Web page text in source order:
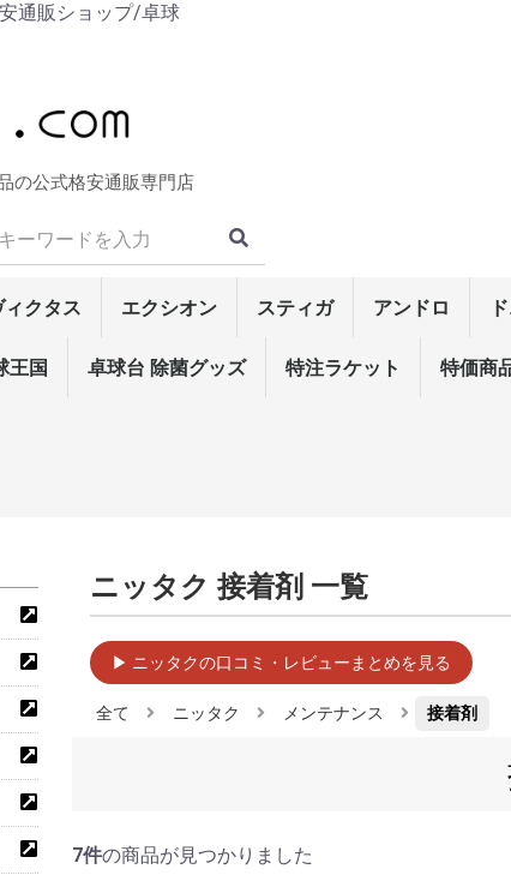
通販ショップ/卓球
の公式格安通販専門店
リーズ
シリー
ーズ
リーズ
ーズ
リーズ
ーズ
ライブ
フィー
・シリ
チャ
DX
ーズ(粒
リーズ
ス・シ
ズ
ーズ
ボルデ
レイタ
スカ
リーズ
ス・シ
アドバ
フ
ド レイ
ード
リーズ
ズ(中国
ーズ(中
ス・シ
ン)
国式
/ハッ
リーズ
ルバー/
ボルバ
ア
ツ
ェア
スシリ
ーズ
ンス
ナンス
トス
認球
グボ
ファスターク・シリー
フライアット・シリー
テンション系裏ソフト
高弾性裏ソフト
キョウヒョウ・シリー
粘着性裏ソフト
コントロール性裏ソフ
モリストSP・シリーズ
テンション系表ソフト
ドナックル・シリーズ
表ソフト
粒高ラバー
ラージ・ラバー
キョウヒョウ・シリー
弦楽器・シリーズ
セプティアー・シリー
トルネード・シリーズ
剛力・シリーズ
WG・シリーズ
ラティカ・シリーズ
攻撃用(特殊素材)
7枚合板シェーク
攻撃用シェーク
オールラウンド
テナリー
守備用シェーク
ラージ・シェークラケ
弦楽器・シリーズ
剛力・シリーズ
セプティアー・シリー
中国式ペン(特殊素材)
中国式ペン
角型ペン(単板)
角型ペン
角丸型ペン(単板)
角丸型ペン
反転式ペン
ラージ・ペンラケット
男女兼用ウェア
レディースウェア
男女兼用パンツ
レディースパンツ
Tシャツ
トレーニング
接着剤
ラバーフィルム
サイドテープ
ラバーメンテナンス
ラケットメンテナンス
ラケットケース
ボールケース
バッグ
3スター硬球40mm
2スター硬球40mm
トレーニングボール
ラージボール
タオル
バンド
ネット・サポート
カウンター
その他 輝龍/翔龍・シリーズ
ラクザ・シリーズ
エクステンド・シリー
マークV・シリーズ
テンション系裏ソフト
高弾性裏ソフト
粘着性裏ソフト
コントロール性裏ソフ
テンション系表ソフト
表ソフト
粒高ラバー
ラージ・ラバー
ーク
リゾネイト･エクスファ
リーンフォース・シリ
マイス・シリーズ
ギャラクシャ・シリー
デュラングル・シリー
スウェーデン・シリー
攻撃用(特殊素材)
攻撃用シェーク
オールラウンド
守備用シェーク
ラージ・シェークラケ
マイス・シリーズ
リゾネイト・シリーズ
スウェーデン・シリー
中国式ペン(特殊素材)
中国式ペン
角型ペン(特殊素材)
角型ペン(単板)
角型ペン
角丸型ペン(特殊素材)
角丸型ペン(単板)
角丸型ペン
反転式ペン
ラージ・ペンラケット
ウェア
男女兼用ウェア
男女兼用パンツ
Tシャツ
接着剤
ラバーフィルム
サイドテープ
ラバーメンテナンス
ラケットメンテナンス
ト
ト ラケットケース
シューズケース
バッグ
ィクタス
ー 裏ソフトラバー
表ソフトラバー
カールシリーズ
ラージ・ラバー
イク・ラケット
・ラケット
ジボール用ラケッ
テナンス
ル 3スターボール
トレーニング球
ラージ用ボール
ア 男女兼用ゲームシャツ
男女兼用パンツ
ーズ
ックス/タオル
ッグ/ケース
台周辺機器
エクシオン
ラバー 裏ソフトラバー
表ソフトラバー
粒高ラバー
シェイクラケット
メンテナンス
スティガ
ラバー
ラケット・シェーク
ラケット・ペン
メンテナンス
アンドロ
ラバー
ラケット・シェ
ラケット・ペン
メンテナンス
ウェア ラ
ラ
ウ
そ
王国 卓球台 除菌グッズ 特注ラケット 特価商
ニッタク 接着剤 一覧
▶ ニッタクの口コミ・レビューまとめを見る
全て ニッタク メンテナンス 接着剤
7件の商品が見つかりました